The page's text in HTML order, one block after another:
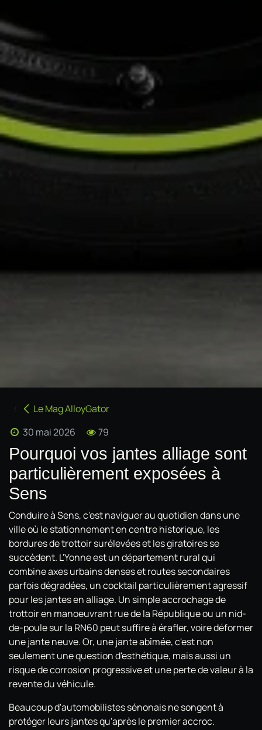
Le Mag AlloyGator
30 mai 2026
79
Pourquoi vos jantes alliage sont
particulièrement exposées à
Sens
Conduire à Sens, c'est naviguer au quotidien dans une
ville où le stationnement en centre historique, les
bordures de trottoir surélevées et les giratoires se
succèdent. L'Yonne est un département rural qui
combine axes urbains denses et routes secondaires
parfois dégradées, un cocktail particulièrement agressif
pour les jantes en alliage. Un simple accrochage de
trottoir en manoeuvrant rue de la République ou un nid-
de-poule sur la RN60 peut suffire à érafler, voire déformer
une jante neuve. Or, une jante abîmée, c'est non
seulement une question d'esthétique, mais aussi un
risque de corrosion progressive et une perte de valeur à la
revente du véhicule.
Beaucoup d'automobilistes sénonais ne songent à
protéger leurs jantes qu'après le premier accroc.